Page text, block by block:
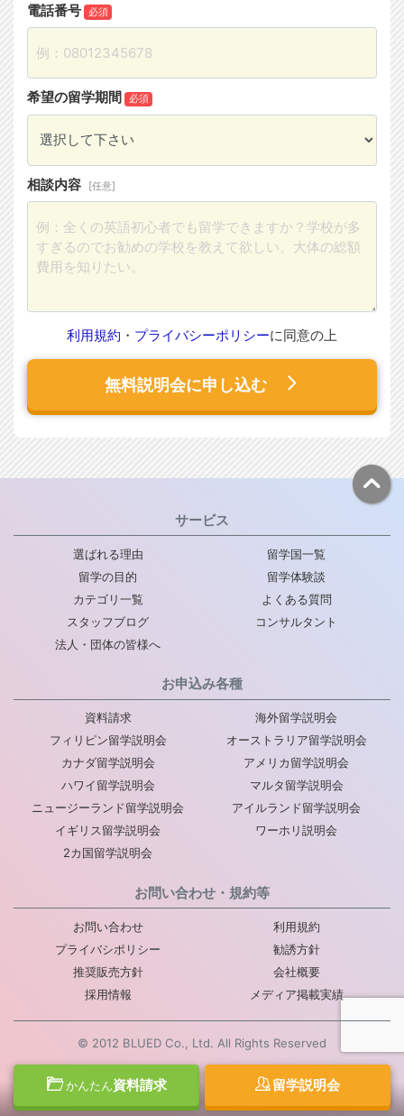
かんたん資料請求 留学説明会
電話番号 必須
希望の留学期間 必須
相談内容 [任意]
利用規約 ・ プライバシーポリシーに同意の上
無料説明会に申し込む
サービス
選ばれる理由
留学国一覧
留学の目的
留学体験談
カテゴリ一覧
よくある質問
スタッフブログ
コンサルタント
法人・団体の皆様へ
お申込み各種
資料請求
海外留学説明会
フィリピン留学説明会
オーストラリア留学説明会
カナダ留学説明会
アメリカ留学説明会
ハワイ留学説明会
マルタ留学説明会
ニュージーランド留学説明会
アイルランド留学説明会
イギリス留学説明会
ワーホリ説明会
2カ国留学説明会
お問い合わせ・規約等
お問い合わせ
利用規約
プライバシポリシー
勧誘方針
推奨販売方針
会社概要
採用情報
メディア掲載実績
© 2012 BLUED Co., Ltd. All Rights Reserved